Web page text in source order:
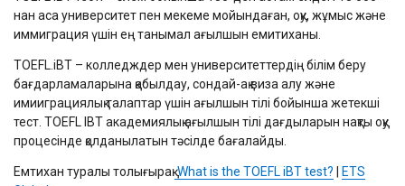
нан аса университет пен мекеме мойындаған, оқу, жұмыс және
иммиграция үшін ең танымал ағылшын емитиханы.
TOEFL.iBT – колледждер мен университеттердің білім беру
бағдарламаларына қабылдау, сондай-ақ виза алу және
имииграциялық талаптар үшін ағылшын тілі бойынша жетекші
тест. TOEFL IBT академиялық ағылшын тілі дағдыларын нақты оқу
процесінде қолданылатын тәсілде бағалайды.
Емтихан туралы толығырақ:What is the TOEFL iBT test?
ETS